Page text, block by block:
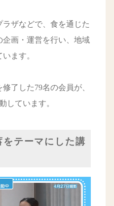
ザなどで、食を通じた
画・運営を行い、地域
ます。
了した79名の会員が、
しています。
テーマにした講